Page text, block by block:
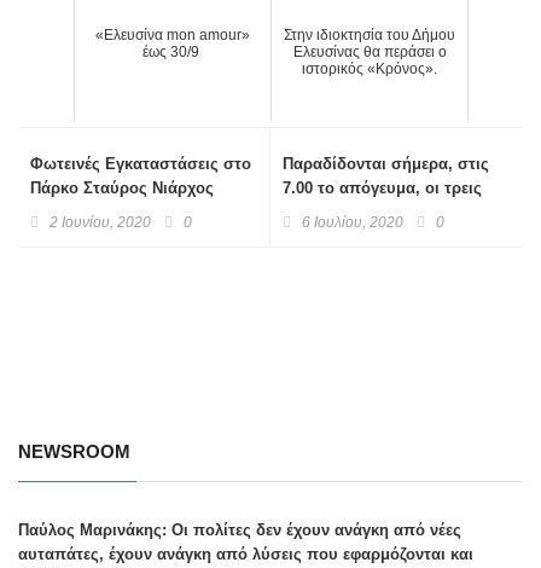
«Ελευσίνα mon amour»
έως 30/9
Στην ιδιοκτησία του Δήμου
Ελευσίνας θα περάσει ο
ιστορικός «Κρόνος».
Φωτεινές Εγκαταστάσεις στο
Πάρκο Σταύρος Νιάρχος
2 Ιουνίου, 2020 0
Παραδίδονται σήμερα, στις
7.00 το απόγευμα, οι τρεις
σταθμοί της επέκτασης της
6 Ιουλίου, 2020 0
NEWSROOM
Παύλος Μαρινάκης: Οι πολίτες δεν έχουν ανάγκη από νέες
αυταπάτες, έχουν ανάγκη από λύσεις που εφαρμόζονται και